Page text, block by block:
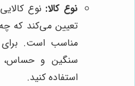
نوع کالا: نوع
تعیین می‌کند که چه
مناسب است. برای
سنگین و حساس،
استفاده کنید.